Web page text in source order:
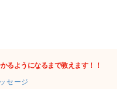
るようになるまで教えます！！
セージ